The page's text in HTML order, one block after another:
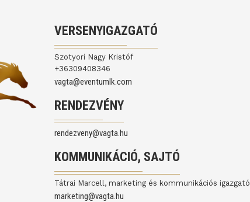
VERSENYIGAZGATÓ
Szotyori Nagy Kristóf
+36309408346
vagta@eventumlk.com
RENDEZVÉNY
rendezveny@vagta.hu
KOMMUNIKÁCIÓ, SAJTÓ
Tátrai Marcell, marketing és kommunikációs igazgató
marketing@vagta.hu